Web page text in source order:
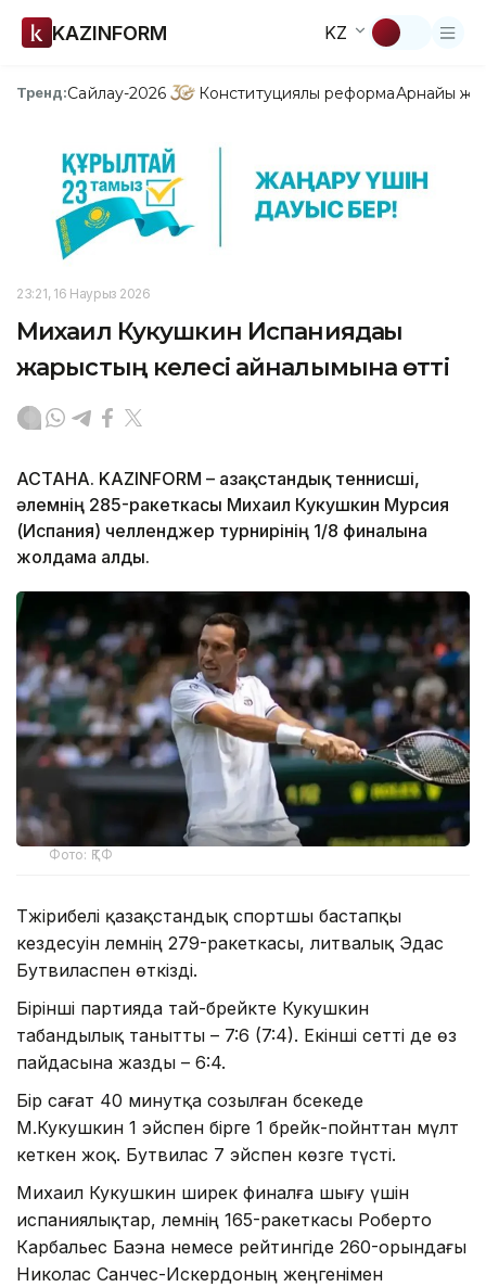
KAZINFORM KZ
Тренд:Сайлау-2026 Конституциялық реформаАрнайы
23:21, 16 Наурыз 2026
Михаил Кукушкин Испаниядағы
жарыстың келесі айналымына өтті
АСТАНА. KAZINFORM – Қазақстандық теннисші,
әлемнің 285-ракеткасы Михаил Кукушкин Мурсия
(Испания) челленджер турнирінің 1/8 финалына
жолдама алды.
Фото: ҚТФ
Тәжірибелі қазақстандық спортшы бастапқы
кездесуін әлемнің 279-ракеткасы, литвалық Эдас
Бутвиласпен өткізді.
Бірінші партияда тай-брейкте Кукушкин
табандылық танытты – 7:6 (7:4). Екінші сетті де өз
пайдасына жазды – 6:4.
Бір сағат 40 минутқа созылған бәсекеде
М.Кукушкин 1 эйспен бірге 1 брейк-пойнттан мүлт
кеткен жоқ. Бутвилас 7 эйспен көзге түсті.
Михаил Кукушкин ширек финалға шығу үшін
испаниялықтар, әлемнің 165-ракеткасы Роберто
Карбальес Баэна немесе рейтингіде 260-орындағы
Николас Санчес-Искердоның жеңгенімен